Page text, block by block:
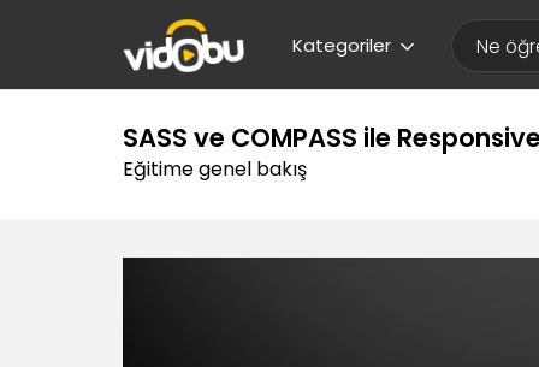
Kategoriler
SASS ve COMPASS ile
Eğitime genel bakış